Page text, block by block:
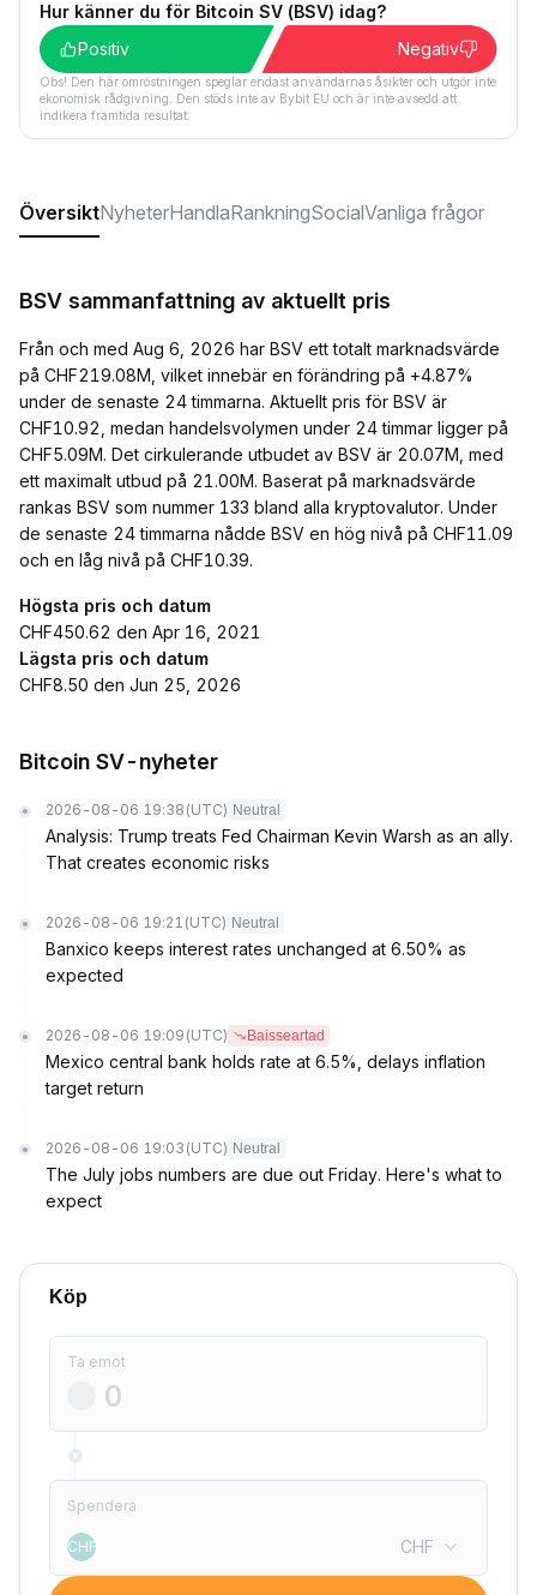
Hur känner du för Bitcoin SV (BSV) idag?
Positiv
Negativ
Obs! Den här omröstningen speglar endast användarnas åsikter och utgör inte
ekonomisk rådgivning. Den stöds inte av Bybit EU och är inte avsedd att
indikera framtida resultat.
ÖversiktNyheterHandlaRankningSocialVanliga frågor
BSV sammanfattning av aktuellt pris
Från och med Aug 6, 2026 har BSV ett totalt marknadsvärde
på CHF219.08M, vilket innebär en förändring på +4.87%
under de senaste 24 timmarna. Aktuellt pris för BSV är
CHF10.92, medan handelsvolymen under 24 timmar ligger på
CHF5.09M. Det cirkulerande utbudet av BSV är 20.07M, med
ett maximalt utbud på 21.00M. Baserat på marknadsvärde
rankas BSV som nummer 133 bland alla kryptovalutor. Under
de senaste 24 timmarna nådde BSV en hög nivå på CHF11.09
och en låg nivå på CHF10.39.
Högsta pris och datum
CHF450.62 den Apr 16, 2021
Lägsta pris och datum
CHF8.50 den Jun 25, 2026
Bitcoin SV-nyheter
2026-08-06 19:38 (UTC) Neutral
Analysis: Trump treats Fed Chairman Kevin Warsh as an ally.
That creates economic risks
2026-08-06 19:21 (UTC) Neutral
Banxico keeps interest rates unchanged at 6.50% as
expected
2026-08-06 19:09 (UTC) Baisseartad
Mexico central bank holds rate at 6.5%, delays inflation
target return
2026-08-06 19:03 (UTC) Neutral
The July jobs numbers are due out Friday. Here's what to
expect
Köp
Ta emot
Spendera
CHF CHF